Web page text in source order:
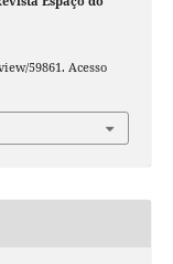
59861. Acesso